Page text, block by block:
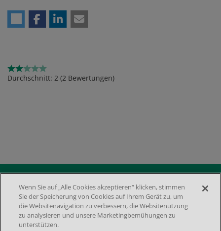
Rating
Durchschnitt: 2 (2 Bewertungen)
Media
Footer menu 2nd
DATENSCHUTZ
IMPRESSUM
NUTZUNGSBEDINGUNGEN
COOKIE-EINSTELLUNGEN
Wenn Sie auf „Alle Cookies akzeptieren“ klicken, stimmen
Sie der Speicherung von Cookies auf Ihrem Gerät zu, um
die Websitenavigation zu verbessern, die Websitenutzung
zu analysieren und unsere Marketingbemühungen zu
unterstützen.